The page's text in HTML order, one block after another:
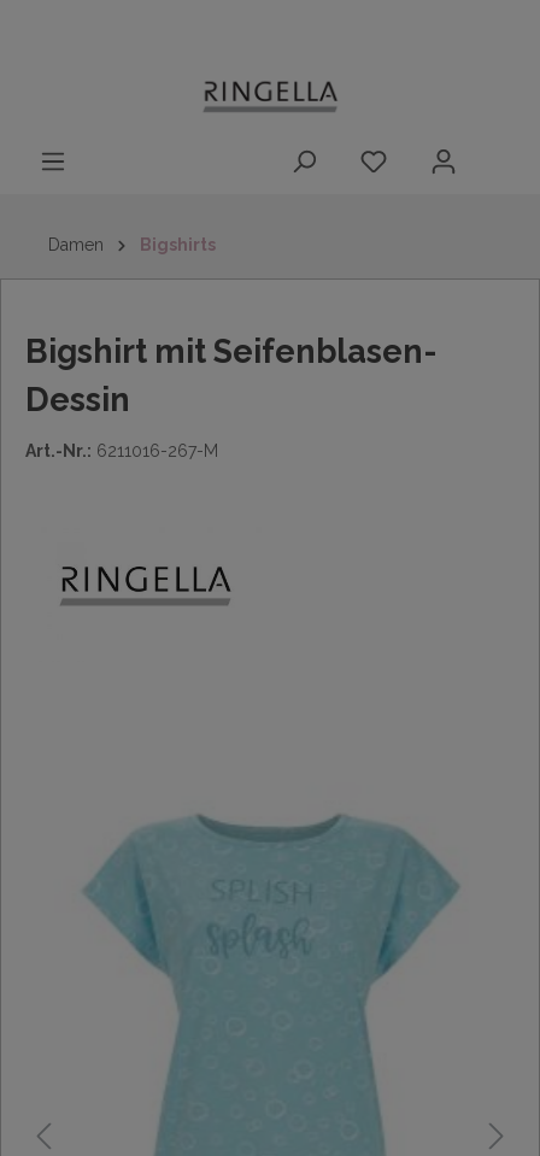
Damen Bigshirts
Bigshirt mit Seifenblasen-
Dessin
Art.-Nr.: 6211016-267-M